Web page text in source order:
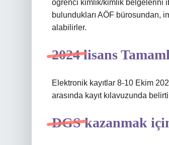
öğrenci kimlik/kimlik belgelerini
bulundukları AÖF bürosundan,
alabilirler.
2024 lisans
Elektronik kayıtlar 8-10 Ekim
arasında kayıt kılavuzunda
DGS kazanmak